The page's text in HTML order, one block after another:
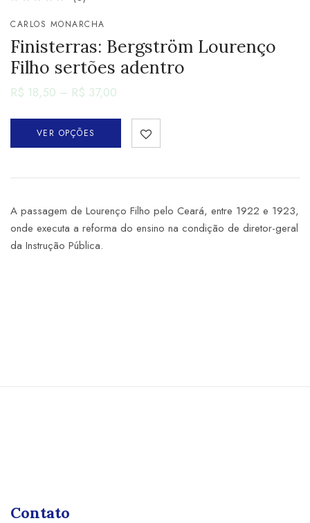
CARLOS MONARCHA
Finisterras: Bergström Lourenço
Filho sertões adentro
R$ 18,50 – R$ 37,00
VER OPÇÕES
A passagem de Lourenço Filho pelo Ceará, entre 1922 e 1923,
onde executa a reforma do ensino na condição de diretor-geral
da Instrução Pública.
Contato